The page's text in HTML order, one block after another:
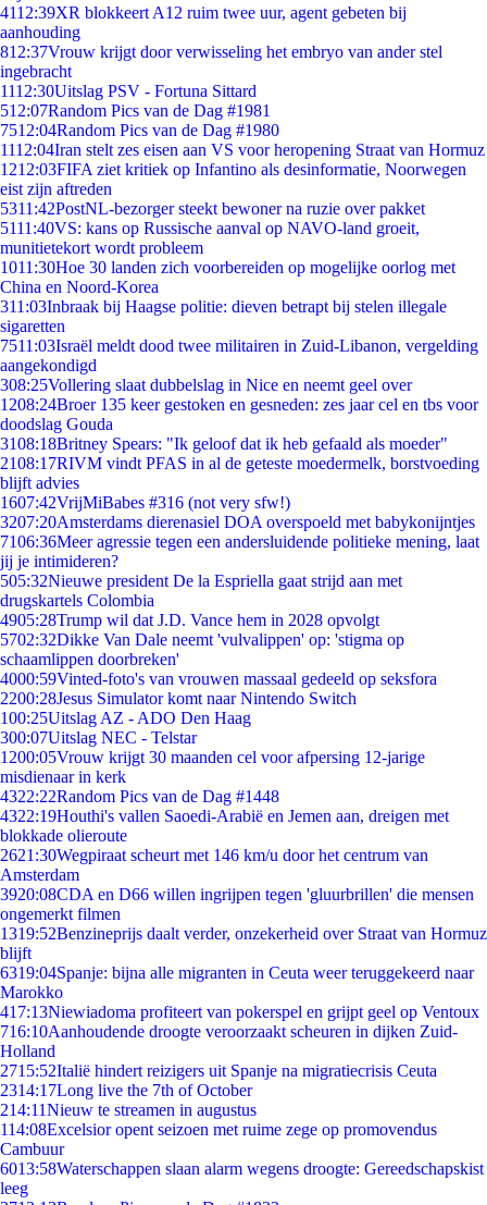
4112:39XR blokkeert A12 ruim twee uur, agent gebeten bij
aanhouding
812:37Vrouw krijgt door verwisseling het embryo van ander stel
ingebracht
1112:30Uitslag PSV - Fortuna Sittard
512:07Random Pics van de Dag #1981
7512:04Random Pics van de Dag #1980
1112:04Iran stelt zes eisen aan VS voor heropening Straat van Hormuz
1212:03FIFA ziet kritiek op Infantino als desinformatie, Noorwegen
eist zijn aftreden
5311:42PostNL-bezorger steekt bewoner na ruzie over pakket
5111:40VS: kans op Russische aanval op NAVO-land groeit,
munitietekort wordt probleem
1011:30Hoe 30 landen zich voorbereiden op mogelijke oorlog met
China en Noord-Korea
311:03Inbraak bij Haagse politie: dieven betrapt bij stelen illegale
sigaretten
7511:03Israël meldt dood twee militairen in Zuid-Libanon, vergelding
aangekondigd
308:25Vollering slaat dubbelslag in Nice en neemt geel over
1208:24Broer 135 keer gestoken en gesneden: zes jaar cel en tbs voor
doodslag Gouda
3108:18Britney Spears: "Ik geloof dat ik heb gefaald als moeder"
2108:17RIVM vindt PFAS in al de geteste moedermelk, borstvoeding
blijft advies
1607:42VrijMiBabes #316 (not very sfw!)
3207:20Amsterdams dierenasiel DOA overspoeld met babykonijntjes
7106:36Meer agressie tegen een andersluidende politieke mening, laat
jij je intimideren?
505:32Nieuwe president De la Espriella gaat strijd aan met
drugskartels Colombia
4905:28Trump wil dat J.D. Vance hem in 2028 opvolgt
5702:32Dikke Van Dale neemt 'vulvalippen' op: 'stigma op
schaamlippen doorbreken'
4000:59Vinted-foto's van vrouwen massaal gedeeld op seksfora
2200:28Jesus Simulator komt naar Nintendo Switch
100:25Uitslag AZ - ADO Den Haag
300:07Uitslag NEC - Telstar
1200:05Vrouw krijgt 30 maanden cel voor afpersing 12-jarige
misdienaar in kerk
4322:22Random Pics van de Dag #1448
4322:19Houthi's vallen Saoedi-Arabië en Jemen aan, dreigen met
blokkade olieroute
2621:30Wegpiraat scheurt met 146 km/u door het centrum van
Amsterdam
3920:08CDA en D66 willen ingrijpen tegen 'gluurbrillen' die mensen
ongemerkt filmen
1319:52Benzineprijs daalt verder, onzekerheid over Straat van Hormuz
blijft
6319:04Spanje: bijna alle migranten in Ceuta weer teruggekeerd naar
Marokko
417:13Niewiadoma profiteert van pokerspel en grijpt geel op Ventoux
716:10Aanhoudende droogte veroorzaakt scheuren in dijken Zuid-
Holland
2715:52Italië hindert reizigers uit Spanje na migratiecrisis Ceuta
2314:17Long live the 7th of October
214:11Nieuw te streamen in augustus
114:08Excelsior opent seizoen met ruime zege op promovendus
Cambuur
6013:58Waterschappen slaan alarm wegens droogte: Gereedschapskist
leeg